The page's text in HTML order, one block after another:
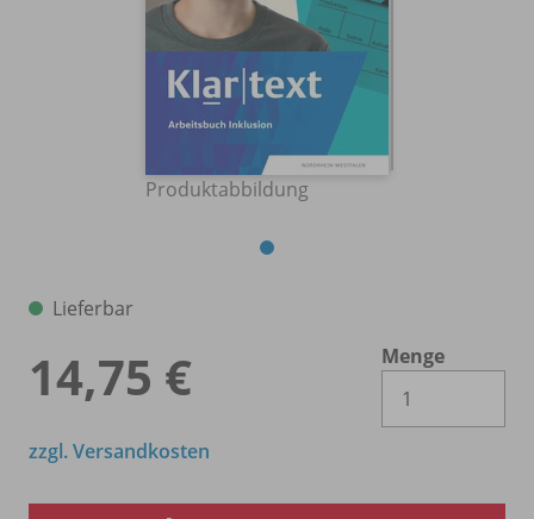
Produktabbildung
Lieferbar
14,75 €
Menge
zzgl. Versandkosten